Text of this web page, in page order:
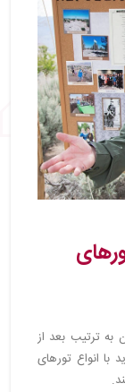
به ترتیب بعد از
با انواع تورهای